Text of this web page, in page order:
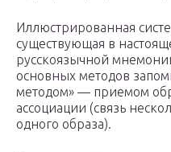
Иллюстрированная
существующая в
русскоязычной
основных методов
методом» — приемом
ассоциации (связь
одного образа).